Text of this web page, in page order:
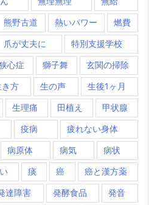
熊野古道 熱いパワー 燃費
爪が丈夫に 特別支援学校
心症 獅子舞 玄関の掃除
き方 生の声 生後1ヶ月
生理痛 田植え 甲状腺
疫病 疲れない身体
病原体 病気 病状
痰 癌 癌と漢方薬
達障害 発酵食品 発音